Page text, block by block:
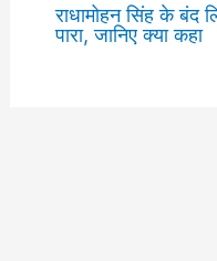
राधामोहन सिंह के बंद
पारा, जानिए क्या कहा